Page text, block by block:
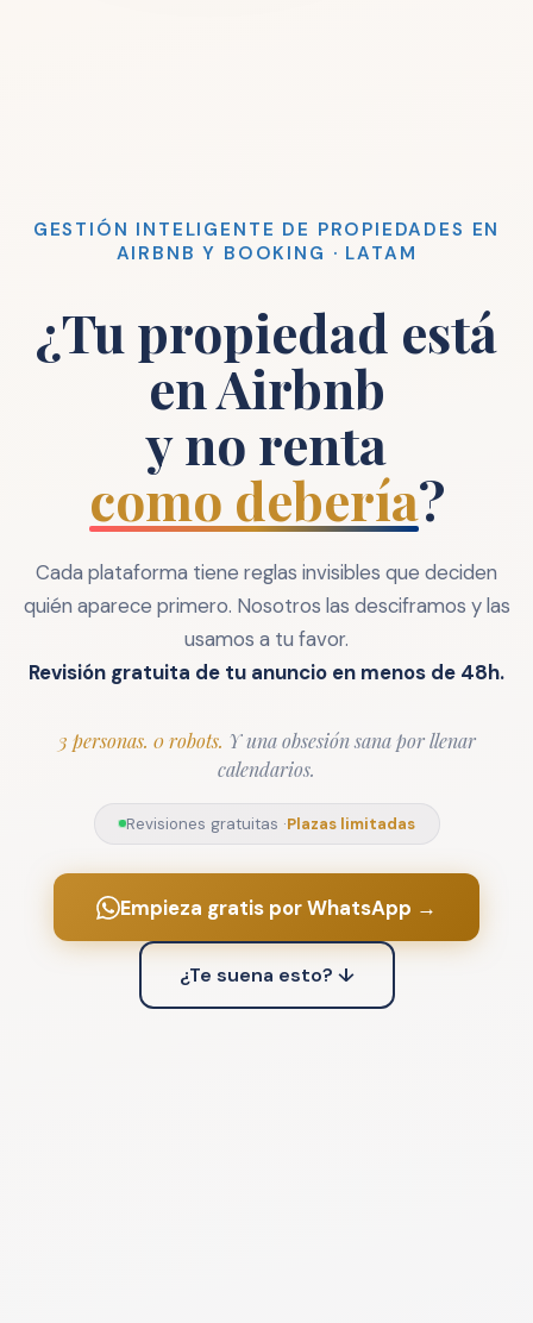
Airbnb
GESTIÓN INTELIGENTE DE PROPIEDADES EN
AIRBNB Y BOOKING · LATAM
¿Tu propiedad está
en Airbnb
y no renta
como debería?
Cada plataforma tiene reglas invisibles que deciden
quién aparece primero. Nosotros las desciframos y las
usamos a tu favor.
Revisión gratuita de tu anuncio en menos de 48h.
3 personas. 0 robots. Y una obsesión sana por llenar
calendarios.
Revisiones gratuitas ·Plazas limitadas
Empieza gratis por WhatsApp →
¿Te suena esto? ↓